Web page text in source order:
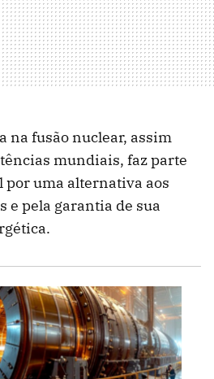
na fusão nuclear, assim
mundiais, faz parte
por uma alternativa aos
e pela garantia de sua